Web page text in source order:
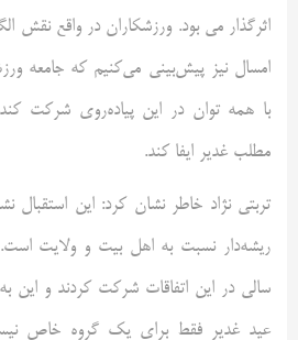
اثرگذار می بود. ورزشکاران در واقع نقش
امسال نیز پیش‌بینی می‌کنیم که جامعه
با همه توان در این پیاده‌روی شرکت
مطلب غدیر ایفا کند.
تربتی نژاد خاطر نشان کرد: این استقبال
ریشه‌دار نسبت به اهل بیت و ولایت
سالی در این اتفاقات شرکت کردند و
عید غدیر فقط برای یک گروه خاص